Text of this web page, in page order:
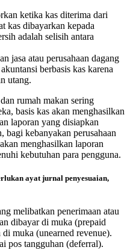
ketika kas diterima dari
kas dibayarkan kepada
adalah selisih antara
jasa atau perusahaan dagang
berbasis kas karena
utang.
rumah makan sering
basis kas akan menghasilkan
laporan yang disiapkan
bagi kebanyakan perusahaan
menghasilkan laporan
kebutuhan para pengguna.
ayat jurnal penyesuaian,
melibatkan penerimaan atau
dibayar di muka (prepaid
muka (unearned revenue).
pos tangguhan (deferral).